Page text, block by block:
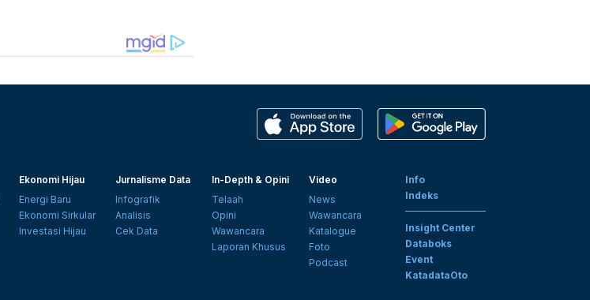
Ekonomi Hijau
Energi Baru
Ekonomi Sirkular
Investasi Hijau
Jurnalisme Data
Infografik
Analisis
Cek Data
In-Depth & Opini
Telaah
Opini
Wawancara
Laporan Khusus
Video
News
Wawancara
Katalogue
Foto
Podcast
Info
Indeks
Insight Center
Databoks
Event
KatadataOto